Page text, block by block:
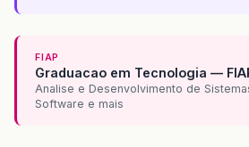
FIAP
Graduacao em Tecnologia —
Analise e Desenvolvimento de
Software e mais